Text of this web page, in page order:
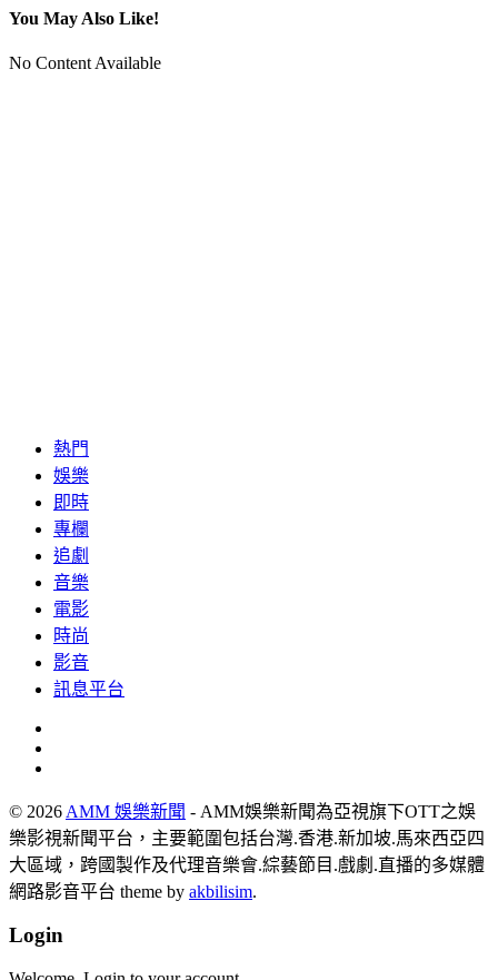
You May Also Like!
No Content Available
熱門
娛樂
即時
專欄
追劇
音樂
電影
時尚
影音
訊息平台
© 2026 AMM 娛樂新聞 - AMM娛樂新聞為亞視旗下OTT之娛
樂影視新聞平台，主要範圍包括台灣.香港.新加坡.馬來西亞四
大區域，跨國製作及代理音樂會.綜藝節目.戲劇.直播的多媒體
網路影音平台 theme by akbilisim.
Login